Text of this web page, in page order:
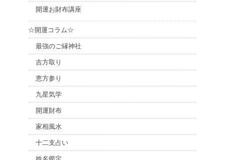
開運お財布講座
☆開運コラム☆
最強のご縁神社
吉方取り
恵方参り
九星気学
開運財布
家相風水
十二支占い